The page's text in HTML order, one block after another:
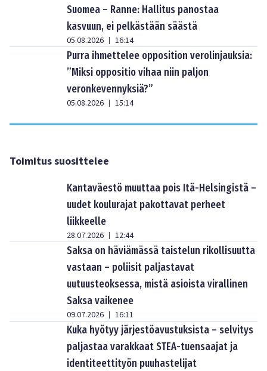
Suomea – Ranne: Hallitus panostaa
kasvuun, ei pelkästään säästä
05.08.2026 | 16:14
Purra ihmettelee opposition verolinjauksia:
”Miksi oppositio vihaa niin paljon
veronkevennyksiä?”
05.08.2026 | 15:14
Toimitus suosittelee
Kantaväestö muuttaa pois Itä-Helsingistä –
uudet koulurajat pakottavat perheet
liikkeelle
28.07.2026 | 12:44
Saksa on häviämässä taistelun rikollisuutta
vastaan – poliisit paljastavat
uutuusteoksessa, mistä asioista virallinen
Saksa vaikenee
09.07.2026 | 16:11
Kuka hyötyy järjestöavustuksista – selvitys
paljastaa varakkaat STEA-tuensaajat ja
identiteettityön puuhastelijat